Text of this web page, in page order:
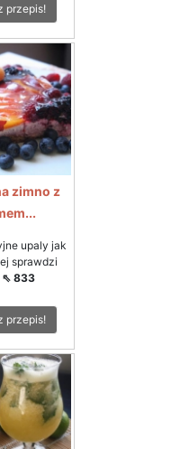
przepis!
zimno z
upaly jak
sprawdzi
⇖ 833
przepis!